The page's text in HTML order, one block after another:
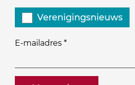
E-mailadres *
naam@bedrijf.nl
zou
je
willen
Verenigingsnieuws